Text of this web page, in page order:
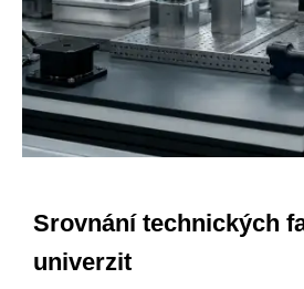
Srovnání technických
univerzit